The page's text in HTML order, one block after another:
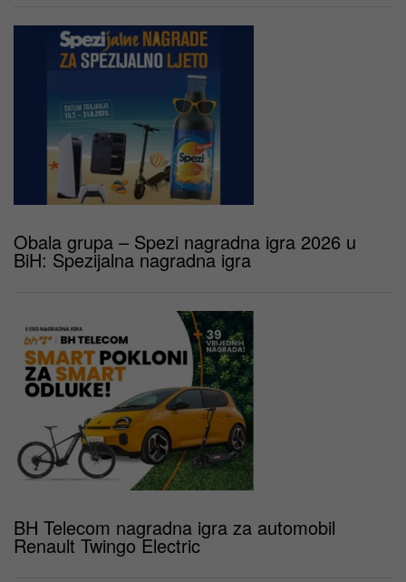
Obala grupa – Spezi nagradna igra 2026 u
BiH: Spezijalna nagradna igra
BH Telecom nagradna igra za automobil
Renault Twingo Electric